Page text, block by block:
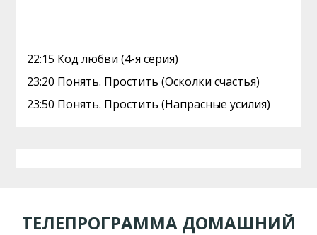
22:15 Код любви (4-я серия)
23:20 Понять. Простить (Осколки счастья)
23:50 Понять. Простить (Напрасные усилия)
ТЕЛЕПРОГРАММА ДОМАШНИЙ